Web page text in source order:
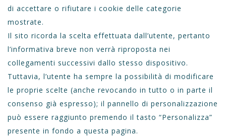
di accettare o rifiutare i cookie delle categorie
mostrate.
Il sito ricorda la scelta effettuata dall’utente, pertanto
l’informativa breve non verrà riproposta nei
collegamenti successivi dallo stesso dispositivo.
Tuttavia, l’utente ha sempre la possibilità di modificare
le proprie scelte (anche revocando in tutto o in parte il
consenso già espresso); il pannello di personalizzazione
può essere raggiunto premendo il tasto “Personalizza”
presente in fondo a questa pagina.